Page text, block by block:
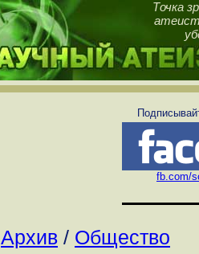
Точка
fb.com/
Архив / Общество